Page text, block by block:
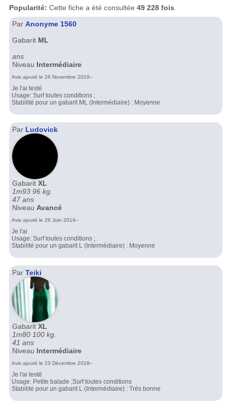
Popularité: Cette fiche a été consultée 49 228 fois
Par Anonyme 1560
Gabarit ML
ans
Niveau Intermédiaire
Avis ajouté le 26 Novembre 2019--
Je l'ai testé
Usage: Surf toutes conditions ;
Stabilité pour un gabarit ML (Intermédiaire) : Moyenne
Par Ludovick
Gabarit XL
1m93 96 kg.
47 ans
Niveau Avancé
Avis ajouté le 26 Juin 2019--
Je l'ai
Usage: Surf toutes conditions ;
Stabilité pour un gabarit L (Intermédiaire) : Moyenne
Par Teiki
Gabarit XL
1m80 100 kg.
41 ans
Niveau Intermédiaire
Avis ajouté le 23 Décembre 2018--
Je l'ai testé
Usage: Petite balade ;Surf toutes conditions
Stabilité pour un gabarit L (Intermédiaire) : Très bonne